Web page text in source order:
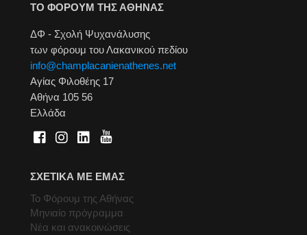
ΤΟ ΦΟΡΟΥΜ ΤΗΣ ΑΘΗΝΑΣ
ΔΦ - Σχολή Ψυχανάλυσης
των φόρουμ του Λακανικού πεδίου
info@champlacanienathenes.net
Αγίας Φιλοθέης 17
Αθήνα 105 56
Ελλάδα
ΣΧΕΤΙΚΑ ΜΕ ΕΜΑΣ
Το Φόρουμ της Αθήνας
Μηνιαίο πρόγραμμα
Νέα και ανακοινώσεις